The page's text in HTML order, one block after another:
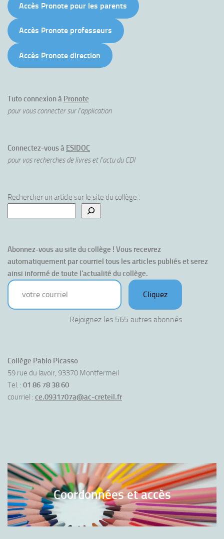
Accès Pronote pour les parents
Accès Pronote professeurs
Accès Pronote direction
Tuto connexion à Pronote
pour vous connecter sur l'application
Connectez-vous à ESIDOC
pour vos recherches de livres et l'actu du CDI
Rechercher un article sur le site du collège :
Abonnez-vous au site du collège ! Vous recevrez
automatiquement par courriel tous les articles publiés et serez
ainsi informé de toute l'actualité du collège.
votre courriel
Cliquez
Rejoignez les 565 autres abonnés
Collège Pablo Picasso
59 rue du lavoir, 93370 Montfermeil
Tel. : 01 86 78 38 60
courriel : ce.0931707a@ac-creteil.fr
Coordonnées et accès